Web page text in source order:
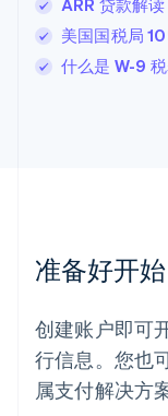
ARR 贷款解
美国国税局
什么是 W-9 税
准备好开
创建账户即可
行信息。您也
属支付解决方案
罗马尼亚
English
挪威
葡萄牙
Português
日本
日本語English
瑞典